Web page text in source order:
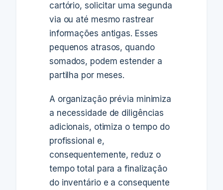
cartório, solicitar uma segunda
via ou até mesmo rastrear
informações antigas. Esses
pequenos atrasos, quando
somados, podem estender a
partilha por meses.
A organização prévia minimiza
a necessidade de diligências
adicionais, otimiza o tempo do
profissional e,
consequentemente, reduz o
tempo total para a finalização
do inventário e a consequente